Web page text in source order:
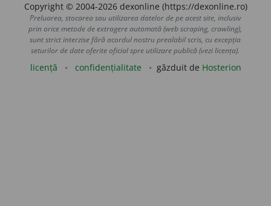
Copyright © 2004-2026 dexonline (https://dexonline.ro)
Preluarea, stocarea sau utilizarea datelor de pe acest site, inclusiv
prin orice metode de extragere automată (web scraping, crawling),
sunt strict interzise fără acordul nostru prealabil scris, cu excepția
seturilor de date oferite oficial spre utilizare publică (vezi licența).
licență confidențialitate găzduit de Hosterion